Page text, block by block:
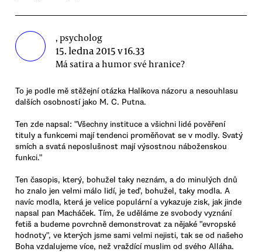
, psycholog
15. ledna 2015 v 16.33
Má satira a humor své hranice?
To je podle mě stěžejní otázka Halíkova názoru a nesouhlasu
dalších osobností jako M. C. Putna.
Ten zde napsal: "Všechny instituce a všichni lidé pověření
tituly a funkcemi mají tendenci proměňovat se v modly. Svatý
smích a svatá neposlušnost mají výsostnou náboženskou
funkci."
Ten časopis, který, bohužel taky neznám, a do minulých dnů
ho znalo jen velmi málo lidí, je teď, bohužel, taky modla. A
navíc modla, která je velice populární a vykazuje zisk, jak jinde
napsal pan Macháček. Tím, že uděláme ze svobody vyznání
fetiš a budeme povrchně demonstrovat za nějaké "evropské
hodnoty", ve kterých jsme sami velmi nejisti, tak se od našeho
Boha vzdalujeme více, než vraždící muslim od svého Alláha.